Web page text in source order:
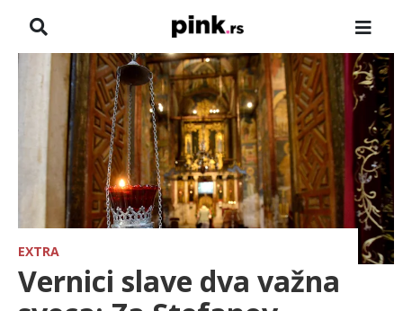
NASLOVNA
ZADRUGA
SHOWBIZ
HRONIKA
FARMERI
EXTRA
Vernici slave dva važna